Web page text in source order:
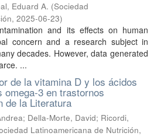
Eduard A. (Sociedad
, 2025-06-23)
and its effects on human
concern and a research subject in
decades. However, data generated
...
de la vitamina D y los ácidos
3 en trastornos
de la Literatura
; Della-Morte, David; Ricordi,
Latinoamericana de Nutrición,